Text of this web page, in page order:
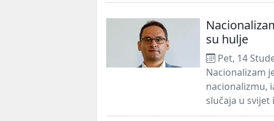
su hulje
Pet, 14
Nacionalizam
nacionalizmu,
slučaja u svijet